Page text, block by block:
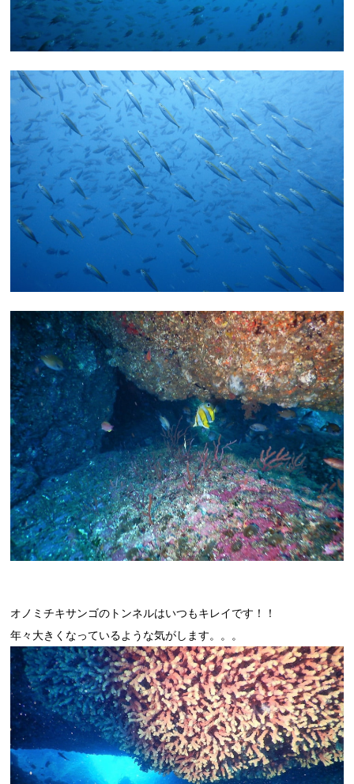
オノミチキサンゴのトンネルはいつもキレイです！！
年々大きくなっているような気がします。。。